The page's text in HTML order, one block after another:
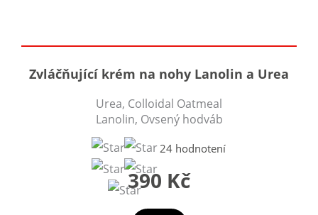
Zvláčňující krém na nohy Lanolin a Urea
Urea, Colloidal Oatmeal
Lanolin, Ovsený hodváb
24 hodnotení
390 Kč